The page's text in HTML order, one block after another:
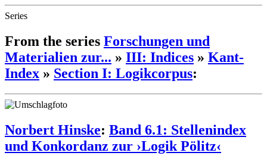
Series
From the series Forschungen und
Materialien zur... » III: Indices » Kant-
Index » Section I: Logikcorpus:
Norbert Hinske: Band 6.1: Stellenindex
und Konkordanz zur ›Logik Pölitz‹